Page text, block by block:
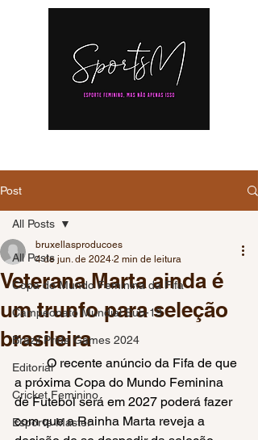
Post
All Posts
Copa do Mundo Feminina da Fifa
Campeonato Mundial Sub-19
Brazil Pride Games 2024
Editorial
Cricket Feminino
Esporte Master
All Posts
Veterana Marta ainda é
um trunfo para seleção
brasileira
bruxellasproducoes
4 de jun. de 2024 2 min de leitura
	O recente anúncio da Fifa de que
a próxima Copa do Mundo Feminina
de Futebol será em 2027 poderá fazer
com que a Rainha Marta reveja a